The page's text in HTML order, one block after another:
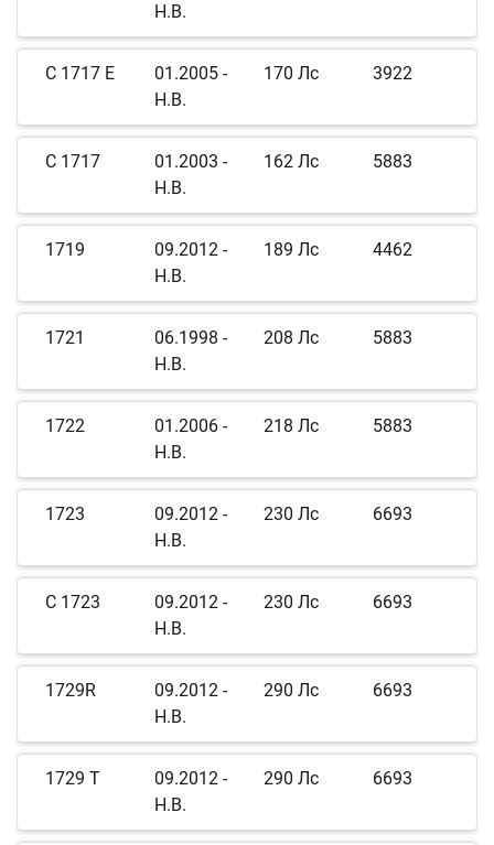
Н.В.
C 1717 E
01.2005 -
Н.В.
170 Лс 3922
C 1717
01.2003 -
Н.В.
162 Лс 5883
1719
09.2012 -
Н.В.
189 Лс 4462
1721
06.1998 -
Н.В.
208 Лс 5883
1722
01.2006 -
Н.В.
218 Лс 5883
1723
09.2012 -
Н.В.
230 Лс 6693
C 1723
09.2012 -
Н.В.
230 Лс 6693
1729R
09.2012 -
Н.В.
290 Лс 6693
1729 T
09.2012 -
Н.В.
290 Лс 6693